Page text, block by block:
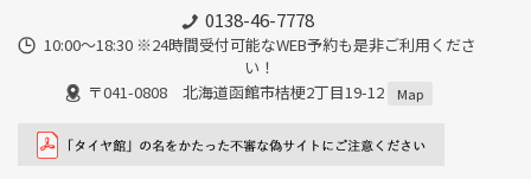
0138-46-7778
10:00～18:30 ※24時間受付可能なWEB予約も是非ご利用くださ
い！
〒041-0808 北海道函館市桔梗2丁目19-12
Map